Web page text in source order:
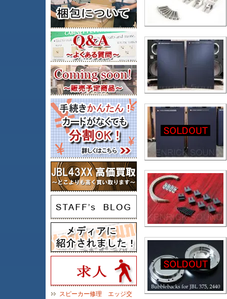
スピーカー修理 エッジ交